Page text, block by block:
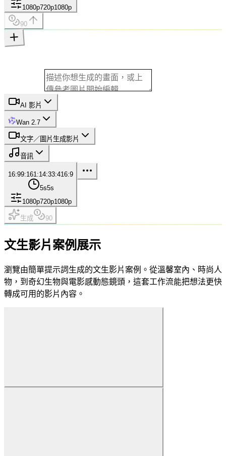
1080p720p1080p
90
AI 影片
Wan 2.7
文字／圖片生成影片
音訊
16:99:161:1 4:33:416:9
5s5s
1080p720p1080p
生成 90
文生影片案例展示
瀏覽由簡單提示詞生成的文生影片案例。從溫馨室內、時尚人
物，到奇幻生物與電影感動態鏡頭，這套工作流能把想法更快
轉成可用的影片內容。